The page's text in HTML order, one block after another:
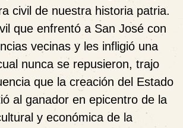
civil de nuestra historia patria.
que enfrentó a San José con
vecinas y les infligió una
nunca se repusieron, trajo
que la creación del Estado
al ganador en epicentro de la
y económica de la